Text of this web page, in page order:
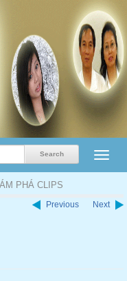
PHÁ CLIPS
Previous Next